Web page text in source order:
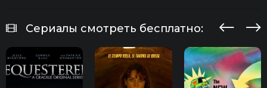
Сериалы смотреть бесплатно: